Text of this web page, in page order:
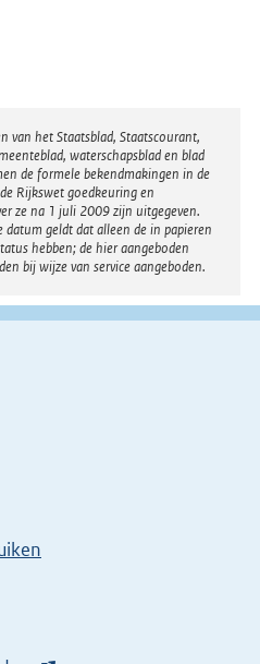
van het Staatsblad, Staatscourant,
waterschapsblad en blad
de formele bekendmakingen in de
Rijkswet goedkeuring en
ze na 1 juli 2009 zijn uitgegeven.
geldt dat alleen de in papieren
hebben; de hier aangeboden
bij wijze van service aangeboden.